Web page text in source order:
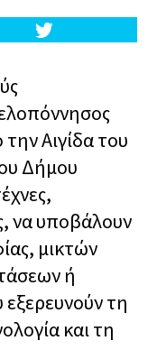
Αιγίδα του
Δήμου
να υποβάλουν
μικτών
ή
τη
και τη